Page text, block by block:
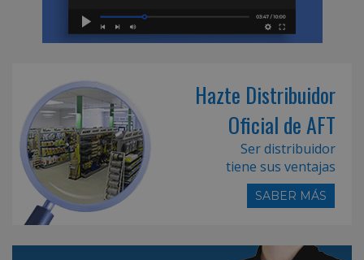
Hazte Distribuidor
Oficial de AFT
Ser distribuidor
tiene sus ventajas
SABER MÁS